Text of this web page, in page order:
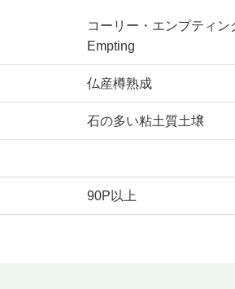
コーリー・エンプティン
Empting
仏産樽熟成
石の多い粘土質土壌
90P以上